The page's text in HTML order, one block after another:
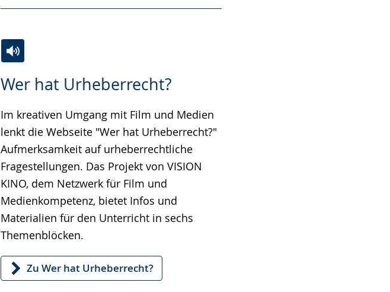
Wer hat Urheberrecht?
Leichten
wechseln.
Audio-
Video
Deutscher
Gebärdensprache
wird
angezeigt.
Im kreativen Umgang mit Film und Medien
lenkt die Webseite "Wer hat Urheberrecht?"
Aufmerksamkeit auf urheberrechtliche
Fragestellungen. Das Projekt von VISION
KINO, dem Netzwerk für Film und
Medienkompetenz, bietet Infos und
Materialien für den Unterricht in sechs
Themenblöcken.
Zu Wer hat Urheberrecht?